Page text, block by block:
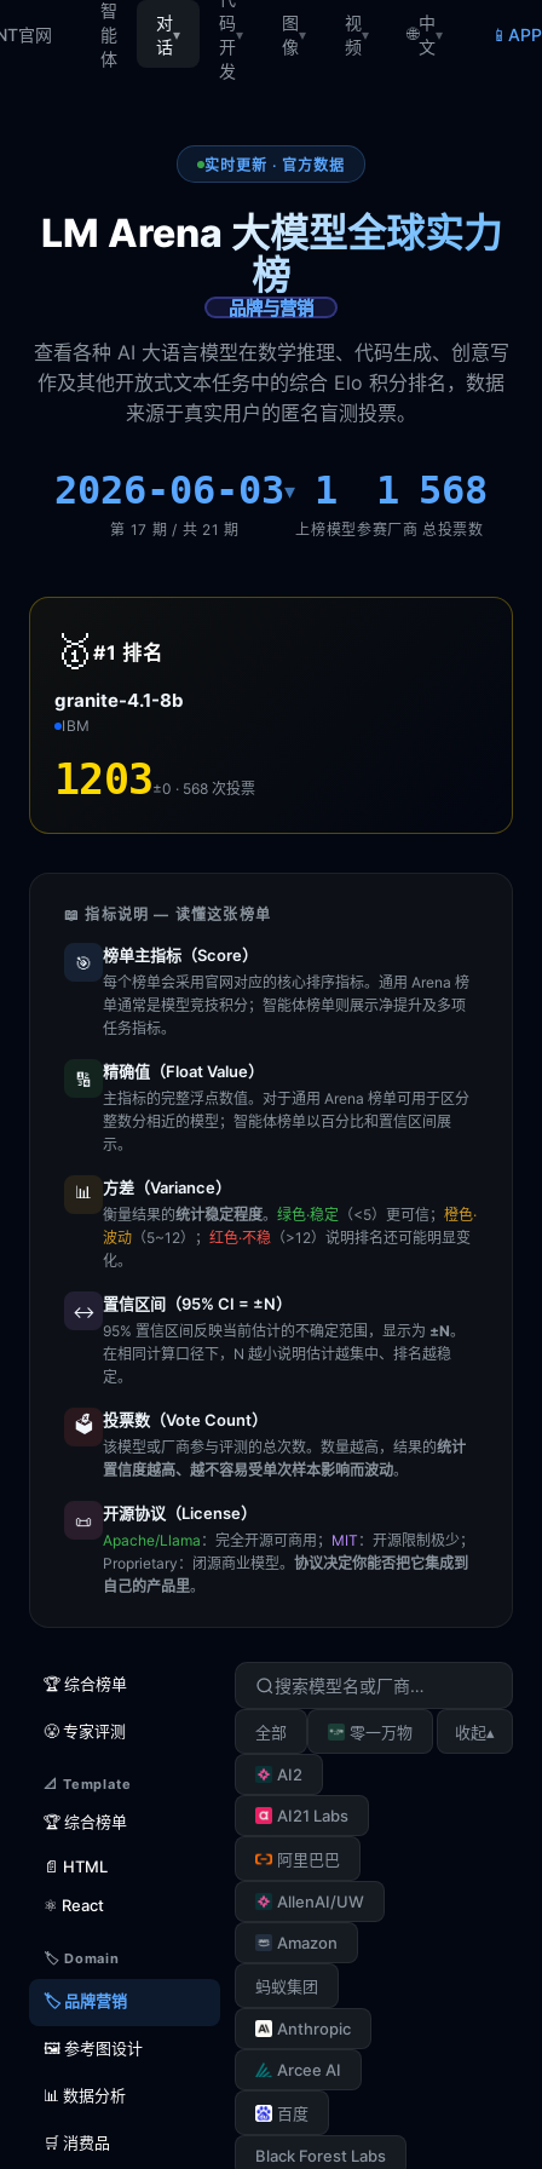
官网
智
能
体
对
话
▾
码
开
发
▾
图
像
▾
视
频
▾ 🌐
中
文
▾ 📱
实时更新 · 官方数据
LM Arena 大模型全球实力
榜
品牌与营销
查看各种 AI 大语言模型在数学推理、代码生成、创意写
作及其他开放式文本任务中的综合 Elo 积分排名，数据
来源于真实用户的匿名盲测投票。
2026-06-03▾
第 17 期 / 共 21 期
1
上榜模型
1
参赛厂商
568
总投票数
🥇 #1排名
granite-4.1-8b
IBM
1203±0 · 568次投票
📖 指标说明 — 读懂这张榜单
🎯 榜单主指标（Score）
每个榜单会采用官网对应的核心排序指标。通用 Arena 榜
单通常是模型竞技积分；智能体榜单则展示净提升及多项
任务指标。
🔢 精确值（Float Value）
主指标的完整浮点数值。对于通用 Arena 榜单可用于区分
整数分相近的模型；智能体榜单以百分比和置信区间展
示。
📊 方差（Variance）
衡量结果的统计稳定程度。 绿色·稳定 （<5）更可信； 橙色·
波动 （5~12）； 红色·不稳 （>12）说明排名还可能明显变
化。
↔️ 置信区间（95% CI = ±N）
95% 置信区间反映当前估计的不确定范围，显示为 ±N。
在相同计算口径下，N 越小说明估计越集中、排名越稳
定。
🗳️ 投票数（Vote Count）
该模型或厂商参与评测的总次数。数量越高，结果的统计
置信度越高、越不容易受单次样本影响而波动。
📜 开源协议（License）
Apache/Llama ：完全开源可商用； MIT ：开源限制极少；
Proprietary ：闭源商业模型。 协议决定你能否把它集成到
自己的产品里。
🏆 综合榜单
😤 专家评测
📐 Template
🏆 综合榜单
📄 HTML
⚛️ React
🏷️ Domain
🏷️ 品牌营销
🖼️ 参考图设计
📊 数据分析
🛒 消费品
全部 零一万物
AI2
AI21 Labs
阿里巴巴
AllenAI/UW
Amazon
蚂蚁集团
Anthropic
Arcee AI
百度
Black Forest Labs
收起▴